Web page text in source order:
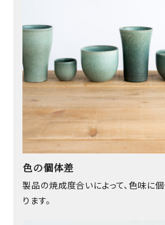
色の個体差
製品の焼成度合いによって、色味に
ります。